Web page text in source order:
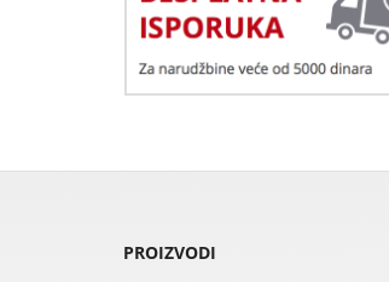
PROIZVODI